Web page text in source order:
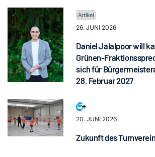
26. JUNI 2026
Daniel Jalalpoor will
Grünen-
sich für
28. Februar 2027
20. JUNI 2026
Zukunft des